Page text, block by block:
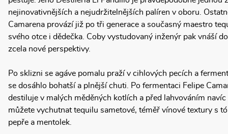
nejinovativnějších a nejudržitelnějších palíren v oboru.
Camarena provází již po tři generace a současný maestro
svého otce i dědečka. Coby vystudovaný inženýr pak vnáší
zcela nové perspektivy.
Po sklizni se agáve pomalu praží v cihlových pecích a
se dosáhlo bohatší a plnější chuti. Po fermentaci Felipe
destiluje v malých měděných kotlích a před lahvováním
můžete vychutnat tequilu sametové, téměř vínové textury s
pepře a mentolek.